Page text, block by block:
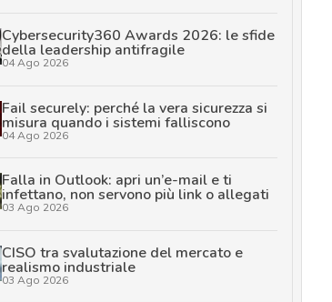
Cybersecurity360 Awards 2026: le sfide
della leadership antifragile
04 Ago 2026
Fail securely: perché la vera sicurezza si
misura quando i sistemi falliscono
04 Ago 2026
Falla in Outlook: apri un’e-mail e ti
infettano, non servono più link o allegati
03 Ago 2026
CISO tra svalutazione del mercato e
realismo industriale
03 Ago 2026